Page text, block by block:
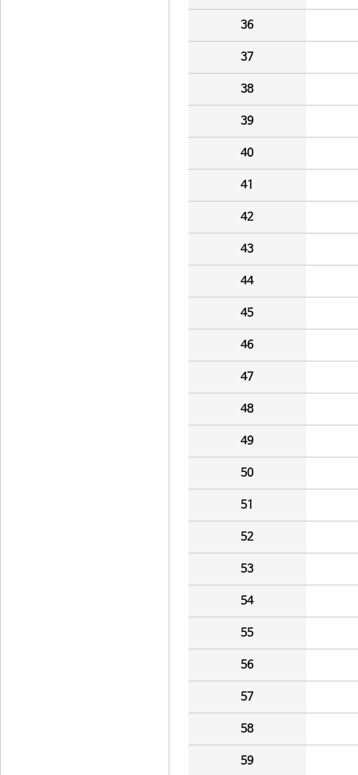
36
37
38
39
40
41
42
43
44
45
46
47
48
49
50
51
52
53
54
55
56
57
58
59